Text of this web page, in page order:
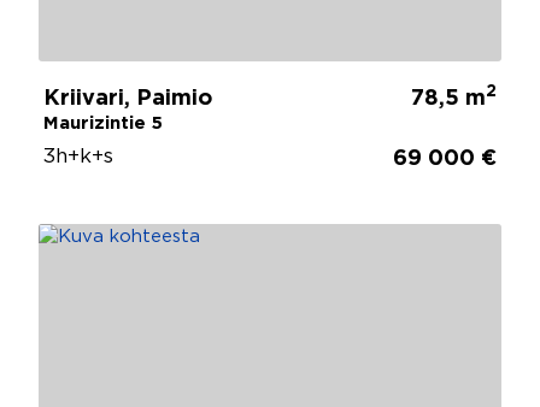
Kriivari, Paimio
Maurizintie 5
78,5 m2
3h+k+s 69 000 €